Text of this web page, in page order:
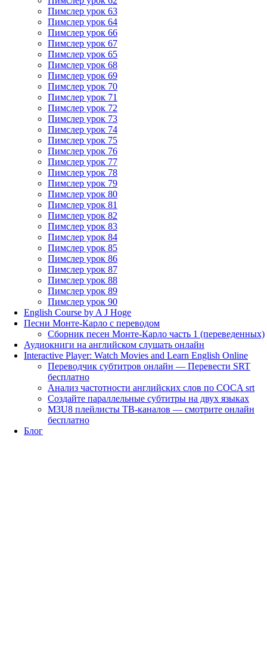
Пимслер урок 63
Пимслер урок 64
Пимслер урок 66
Пимслер урок 67
Пимслер урок 65
Пимслер урок 68
Пимслер урок 69
Пимслер урок 70
Пимслер урок 71
Пимслер урок 72
Пимслер урок 73
Пимслер урок 74
Пимслер урок 75
Пимслер урок 76
Пимслер урок 77
Пимслер урок 78
Пимслер урок 79
Пимслер урок 80
Пимслер урок 81
Пимслер урок 82
Пимслер урок 83
Пимслер урок 84
Пимслер урок 85
Пимслер урок 86
Пимслер урок 87
Пимслер урок 88
Пимслер урок 89
Пимслер урок 90
English Course by A J Hoge
Песни Монте-Карло с переводом
Сборник песен Монте-Карло часть 1 (переведенных)
Аудиокниги на английском слушать онлайн
Interactive Player: Watch Movies and Learn English Online
Переводчик субтитров онлайн — Перевести SRT
бесплатно
Анализ частотности английских слов по COCA srt
Создайте параллельные субтитры на двух языках
M3U8 плейлисты ТВ‑каналов — смотрите онлайн
бесплатно
Блог